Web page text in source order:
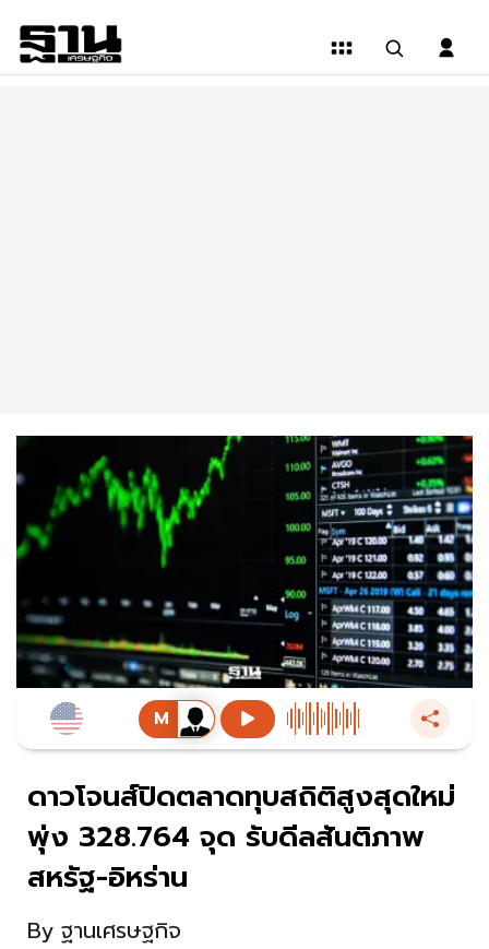
ดาวโจนส์ปิดตลาดทุบสถิติสูงสุดใหม่
พุ่ง 328.764 จุด รับดีลสันติภาพ
สหรัฐ-อิหร่าน
By ฐานเศรษฐกิจ